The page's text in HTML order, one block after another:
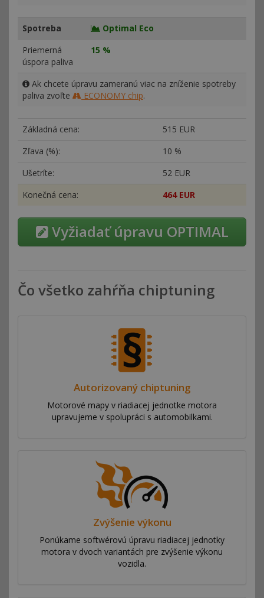
Spotreba
Optimal Eco
Priemerná
úspora paliva
15 %
Ak chcete úpravu zameranú viac na zníženie spotreby
paliva zvoľte
ECONOMY chip.
Základná cena:
515 EUR
Zľava (%):
10 %
Ušetríte:
52 EUR
Konečná cena:
464 EUR
Vyžiadať úpravu OPTIMAL
Čo všetko zahŕňa chiptuning
Autorizovaný chiptuning
Motorové mapy v riadiacej jednotke motora
upravujeme v spolupráci s automobilkami.
Zvýšenie výkonu
Ponúkame softwérovú úpravu riadiacej jednotky
motora v dvoch variantách pre zvýšenie výkonu
vozidla.